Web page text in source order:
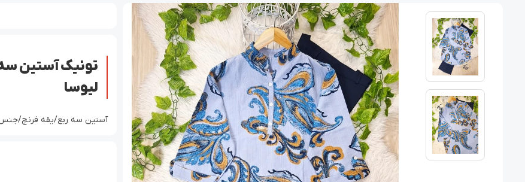
تونیک آستین سه
لیوسا
آستین سه ربع/یقه فرنچ/جنس